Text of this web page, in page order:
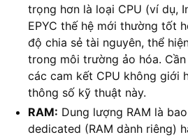
trọng hơn là loại CPU (ví dụ,
EPYC thế hệ mới thường tốt
độ chia sẻ tài nguyên, thể
trong môi trường ảo hóa.
các cam kết CPU không giới
thông số kỹ thuật này.
RAM: Dung lượng RAM là
dedicated (RAM dành riêng)